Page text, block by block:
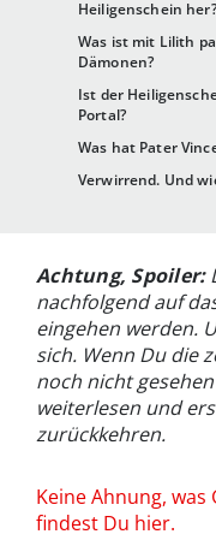
Heiligenschein her?
Was ist mit Lilith
Dämonen?
Ist der
Portal?
Was hat Pater
Verwirrend. Und
Achtung, Spoiler:
nachfolgend auf
eingehen werden.
sich. Wenn Du die
noch nicht
weiterlesen und
zurückkehren.
Keine Ahnung, was
findest Du hier.